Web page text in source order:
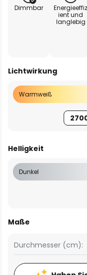
Dimmbar
Energieeffiz
ient und
langlebig
Lichtwirkung
Warmweiß
Helligkeit
Dunkel
Maße
Durchmesser (cm):